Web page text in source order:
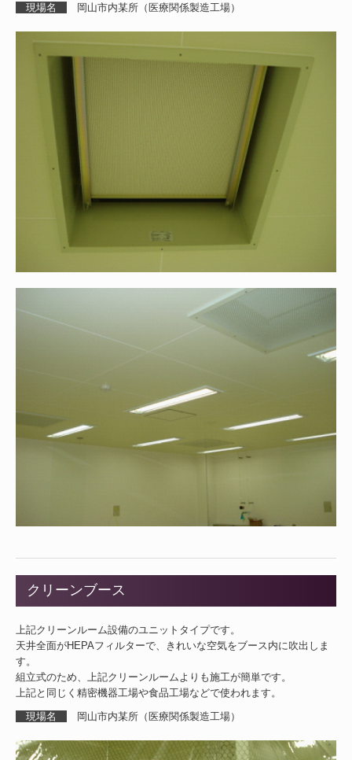
現場名
岡山市内某所（医療関係製造工場）
クリーンブース
上記クリーンルーム設備のユニットタイプです。
天井全面がHEPAフィルターで、きれいな空気をブース内に吹出しま
す。
組立式のため、上記クリーンルームよりも施工が簡単です。
上記と同じく精密機器工場や食品工場などで使われます。
現場名
岡山市内某所（医療関係製造工場）